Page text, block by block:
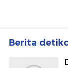
Berita